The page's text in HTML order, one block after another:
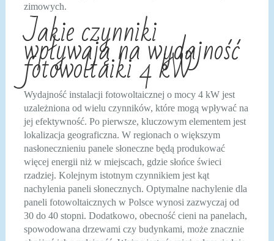
zimowych.
Jakie czynniki
wpływają na wydajność
fotowoltaiki 4 kW
Wydajność instalacji fotowoltaicznej o mocy 4 kW jest
uzależniona od wielu czynników, które mogą wpływać na
jej efektywność. Po pierwsze, kluczowym elementem jest
lokalizacja geograficzna. W regionach o większym
nasłonecznieniu panele słoneczne będą produkować
więcej energii niż w miejscach, gdzie słońce świeci
rzadziej. Kolejnym istotnym czynnikiem jest kąt
nachylenia paneli słonecznych. Optymalne nachylenie dla
paneli fotowoltaicznych w Polsce wynosi zazwyczaj od
30 do 40 stopni. Dodatkowo, obecność cieni na panelach,
spowodowana drzewami czy budynkami, może znacznie